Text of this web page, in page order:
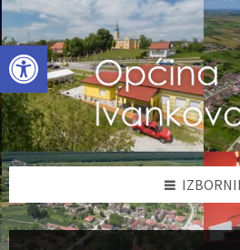
Open toolbar
Skip
to
content
Skip
to
left
sidebar
Skip
to
footer